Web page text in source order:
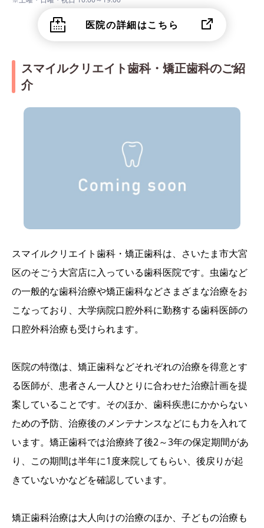
医院の詳細はこちら
スマイルクリエイト歯科・矯正歯科のご紹
介
スマイルクリエイト歯科・矯正歯科は、さいたま市大宮
区のそごう大宮店に入っている歯科医院です。虫歯など
の一般的な歯科治療や矯正歯科などさまざまな治療をお
こなっており、大学病院口腔外科に勤務する歯科医師の
口腔外科治療も受けられます。
医院の特徴は、矯正歯科などそれぞれの治療を得意とす
る医師が、患者さん一人ひとりに合わせた治療計画を提
案していることです。そのほか、歯科疾患にかからない
ための予防、治療後のメンテナンスなどにも力を入れて
います。矯正歯科では治療終了後2～3年の保定期間があ
り、この期間は半年に1度来院してもらい、後戻りが起
きていないかなどを確認しています。
矯正歯科治療は大人向けの治療のほか、子どもの治療も